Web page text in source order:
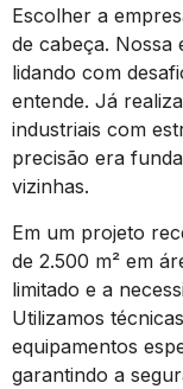
Escolher a
de cabeça. Nossa
lidando com
entende. Já
industriais com
precisão era
vizinhas.
Em um projeto
de 2.500 m² em
limitado e a
Utilizamos
equipamentos
garantindo a